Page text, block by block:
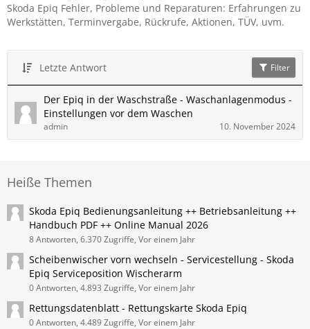
Skoda Epiq Fehler, Probleme und Reparaturen: Erfahrungen zu
Werkstätten, Terminvergabe, Rückrufe, Aktionen, TÜV, uvm.
Letzte Antwort Filter
Der Epiq in der Waschstraße - Waschanlagenmodus -
Einstellungen vor dem Waschen
admin 10. November 2024
Heiße Themen
Skoda ​Epiq Bedienungsanleitung ++ Betriebsanleitung ++
Handbuch PDF ++ Online Manual 2026
8 Antworten, 6.370 Zugriffe, Vor einem Jahr
Scheibenwischer vorn wechseln - Servicestellung - Skoda​
Epiq Serviceposition Wischerarm
0 Antworten, 4.893 Zugriffe, Vor einem Jahr
Rettungsdatenblatt - Rettungskarte Skoda Epiq
0 Antworten, 4.489 Zugriffe, Vor einem Jahr